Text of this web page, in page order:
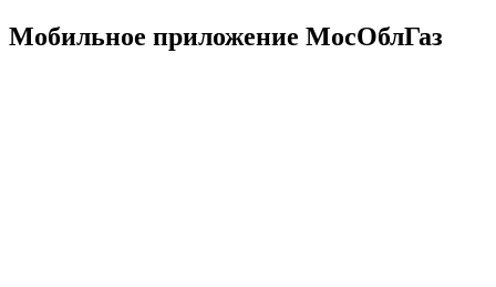
Мобильное приложение МосОблГаз